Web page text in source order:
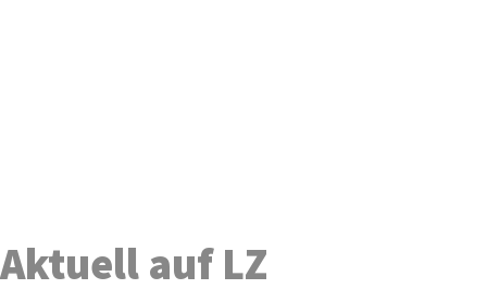
Aktuell auf LZ